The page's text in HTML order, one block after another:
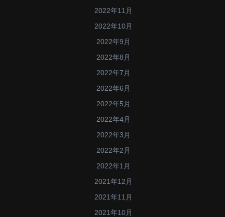
2022年11月
2022年10月
2022年9月
2022年8月
2022年7月
2022年6月
2022年5月
2022年4月
2022年3月
2022年2月
2022年1月
2021年12月
2021年11月
2021年10月